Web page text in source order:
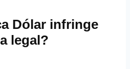
Dólar infringe
legal?